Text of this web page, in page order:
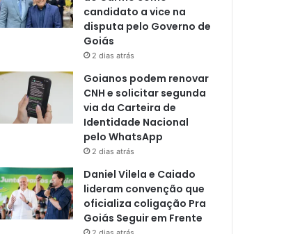
candidato a vice na
disputa pelo Governo de
Goiás
2 dias atrás
Goianos podem renovar
CNH e solicitar segunda
via da Carteira de
Identidade Nacional
pelo WhatsApp
2 dias atrás
Daniel Vilela e Caiado
lideram convenção que
oficializa coligação Pra
Goiás Seguir em Frente